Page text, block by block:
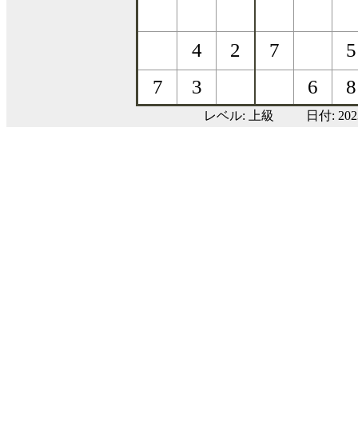
レベル: 上級 日付: